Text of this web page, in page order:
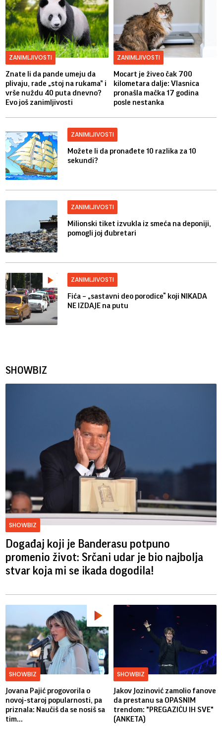
ZANIMLJIVOSTI
Znate li da pande umeju da
plivaju, rade „stoj na rukama” i
vrše nuždu 40 puta dnevno?
Evo još zanimljivosti
ZANIMLJIVOSTI
Mocart je živeo čak 700
kilometara dalje: Vlasnica
pronašla mačka 17 godina
posle nestanka
ZANIMLJIVOSTI
Možete li da pronađete 10 razlika za 10
sekundi?
ZANIMLJIVOSTI
Milionski tiket izvukla iz smeća na deponiji,
pomogli joj đubretari
ZANIMLJIVOSTI
Fića – „sastavni deo porodice“ koji NIKADA
NE IZDAJE na putu
SHOWBIZ
SHOWBIZ
Događaj koji je Banderasu potpuno
promenio život: Srčani udar je bio najbolja
stvar koja mi se ikada dogodila!
SHOWBIZ
Jovana Pajić progovorila o
novoj-staroj popularnosti, pa
priznala: Naučiš da se nosiš sa
tim...
SHOWBIZ
Jakov Jozinović zamolio fanove
da prestanu sa OPASNIM
trendom: "PREGAZIĆU IH SVE"
(ANKETA)